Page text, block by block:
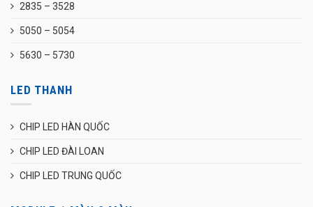
2835 – 3528
5050 – 5054
5630 – 5730
LED THANH
CHIP LED HÀN QUỐC
CHIP LED ĐÀI LOAN
CHIP LED TRUNG QUỐC